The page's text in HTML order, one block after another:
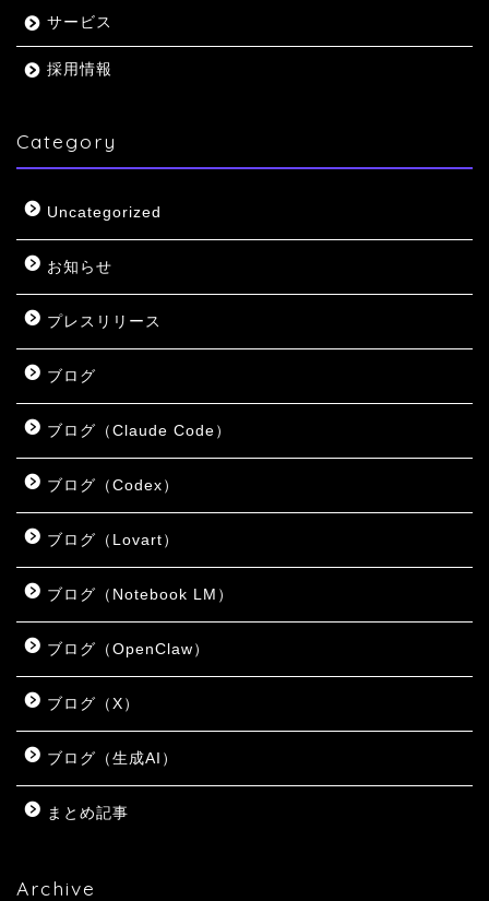
サービス
採用情報
Category
Uncategorized
お知らせ
プレスリリース
ブログ
ブログ（Claude Code）
ブログ（Codex）
ブログ（Lovart）
ブログ（Notebook LM）
ブログ（OpenClaw）
ブログ（X）
ブログ（生成AI）
まとめ記事
Archive